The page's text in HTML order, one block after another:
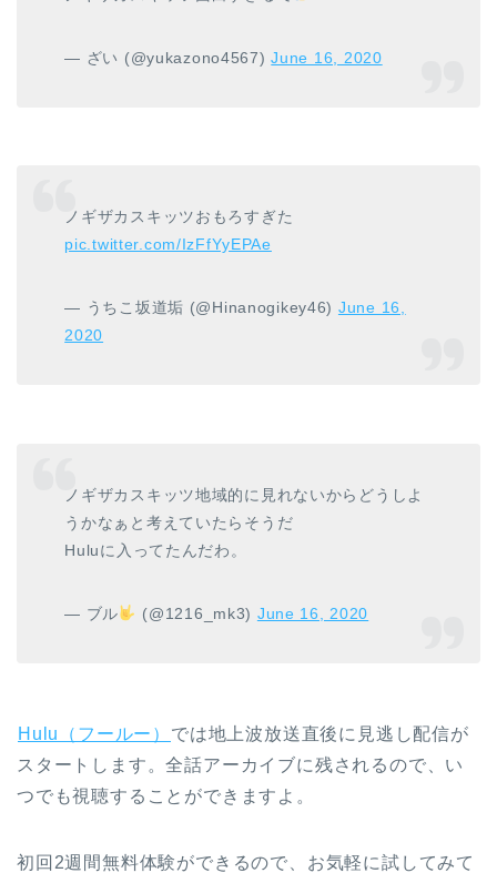
— ざい (@yukazono4567)June 16, 2020
ノギザカスキッツおもろすぎた
pic.twitter.com/IzFfYyEPAe
— うちこ坂道垢 (@Hinanogikey46) June 16,
2020
ノギザカスキッツ地域的に見れないからどうしよ
うかなぁと考えていたらそうだ
Huluに入ってたんだわ。
— ブル (@1216_mk3) June 16, 2020
Hulu（フールー） では地上波放送直後に見逃し配信が
スタートします。全話アーカイブに残されるので、い
つでも視聴することができますよ。
初回2週間無料体験ができるので、お気軽に試してみて